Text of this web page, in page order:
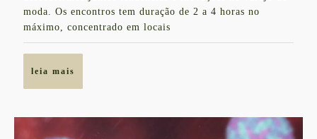
em
moda. Os encontros tem duração de 2 a 4 horas no
máximo, concentrado em locais
leia mais